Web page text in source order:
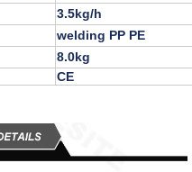
3.5kg/h
welding PP PE
8.0kg
CE